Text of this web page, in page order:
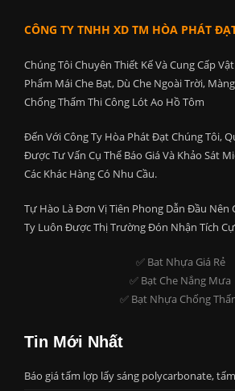
CÔNG TY TNHH XD TM HÒA PHÁT
Chúng Tôi Chuyên Thiết Kế Và Cung Cấp
Phẩm Mái Che Bạt, Dù Che Ngoài Trời,
Chống Thấm Thi Công Lót Ao Hồ Tôm
Đến Với Công Ty Hòa Phát Đạt Chúng Tôi,
Được Tư Vấn Cụ Thể Báo Giá Và Khảo Sát
Các Khác Hàng Có Nhu Cầu.
Tự Hào Là Đơn Vị Tiên Phong Dẫn Đầu Nên
Ty Luôn Được Thị Trường Đón Nhận Tích
✅ Bat Nhựa Giá Rẻ
✅ Bạt Che Nắng Mưa
✅ Bạt Nhựa Chống
Tin Mới Nhất
Báo giá tấm lợp lấy sáng polycarbonate,